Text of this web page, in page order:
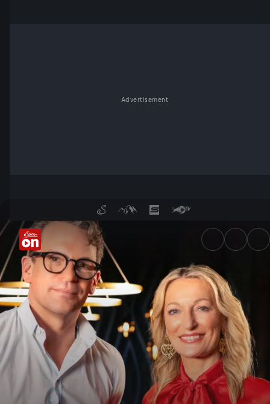
Advertisement
Mit Monika Gruber und